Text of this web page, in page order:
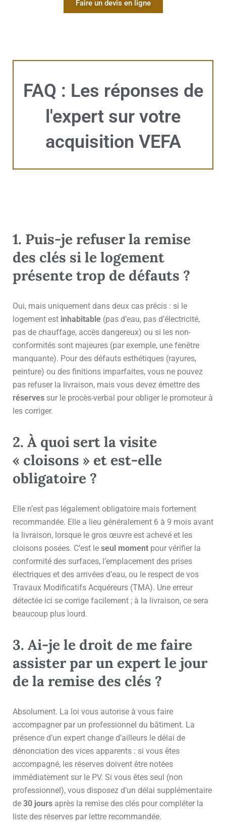
Faire un devis en ligne
FAQ : Les réponses de
l'expert sur votre
acquisition VEFA
1. Puis-je refuser la remise
des clés si le logement
présente trop de défauts ?
Oui, mais uniquement dans deux cas précis : si le
logement est inhabitable (pas d’eau, pas d’électricité,
pas de chauffage, accès dangereux) ou si les non-
conformités sont majeures (par exemple, une fenêtre
manquante). Pour des défauts esthétiques (rayures,
peinture) ou des finitions imparfaites, vous ne pouvez
pas refuser la livraison, mais vous devez émettre des
réserves sur le procès-verbal pour obliger le promoteur à
les corriger.
2. À quoi sert la visite
« cloisons » et est-elle
obligatoire ?
Elle n’est pas légalement obligatoire mais fortement
recommandée. Elle a lieu généralement 6 à 9 mois avant
la livraison, lorsque le gros œuvre est achevé et les
cloisons posées. C’est le seul moment pour vérifier la
conformité des surfaces, l’emplacement des prises
électriques et des arrivées d’eau, ou le respect de vos
Travaux Modificatifs Acquéreurs (TMA). Une erreur
détectée ici se corrige facilement ; à la livraison, ce sera
beaucoup plus lourd.
3. Ai-je le droit de me faire
assister par un expert le jour
de la remise des clés ?
Absolument. La loi vous autorise à vous faire
accompagner par un professionnel du bâtiment. La
présence d’un expert change d’ailleurs le délai de
dénonciation des vices apparents : si vous êtes
accompagné, les réserves doivent être notées
immédiatement sur le PV. Si vous êtes seul (non
professionnel), vous disposez d’un délai supplémentaire
de 30 jours après la remise des clés pour compléter la
liste des réserves par lettre recommandée.